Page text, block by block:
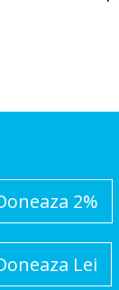
2%
Lei